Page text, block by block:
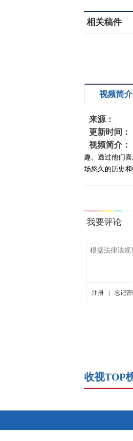
相关稿件
视频简介
来源：
更新时间：
视频简介：
趣。透过他们
场悠久的历史和
收视TOP